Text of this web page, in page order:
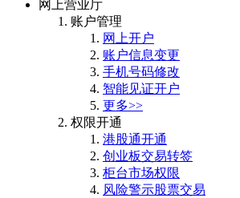
网上营业厅
账户管理
网上开户
账户信息变更
手机号码修改
智能见证开户
更多>>
权限开通
港股通开通
创业板交易转签
柜台市场权限
风险警示股票交易